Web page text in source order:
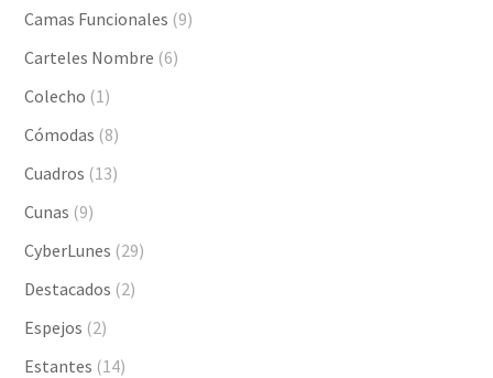
Camas Funcionales (9)
Carteles Nombre (6)
Colecho (1)
Cómodas (8)
Cuadros (13)
Cunas (9)
CyberLunes (29)
Destacados (2)
Espejos (2)
Estantes (14)